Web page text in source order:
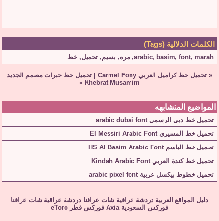
الكلمات الدلالية (Tags)
arabic, basim, font, marah
, مره, بسيم, تحميل, خط
« تحميل خط كراميل العربي Carmel Fony
تحميل خط خبرات مصمم الجديد
Khebrat Musamim
»
المواضيع المتشابهه
تحميل خط دبي الرسمي arabic dubai font
تحميل خط المسيري El Messiri Arabic Font
تحميل خط الباسم HS Al Basim Arabic Font
تحميل خط كندة العربي Kindah Arabic Font
تحميل خطوط بيكسل عربية arabic pixel font
دليل المواقع العربية دردشة عراقية شات عراقنا دردشة عراقية شات عراقنا
فوركس السعودية Axia فوركس قطر eToro